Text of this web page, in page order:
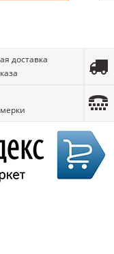
доставка